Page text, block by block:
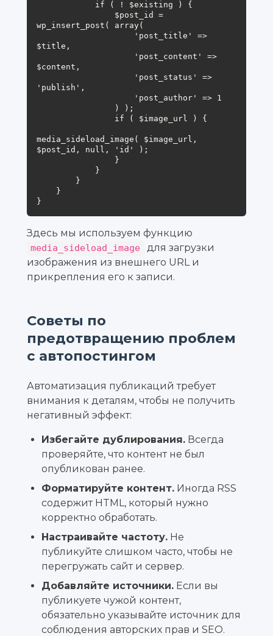
wp_insert_post( array(
$title,
$content,
'publish',
media_sideload_image( $image_url,
$post_id, null, 'id' );
}
Здесь мы используем функцию
media_sideload_image
для загрузки
изображения из внешнего URL и
прикрепления его к записи.
Советы по
предотвращению проблем
с автопостингом
Автоматизация публикаций требует
внимания к деталям, чтобы не получить
негативный эффект:
Избегайте дублирования. Всегда
проверяйте, что контент не был
опубликован ранее.
Форматируйте контент. Иногда RSS
содержит HTML, который нужно
корректно обработать.
Настраивайте частоту. Не
публикуйте слишком часто, чтобы не
перегружать сайт и сервер.
Добавляйте источники. Если вы
публикуете чужой контент,
обязательно указывайте источник для
соблюдения авторских прав и SEO.